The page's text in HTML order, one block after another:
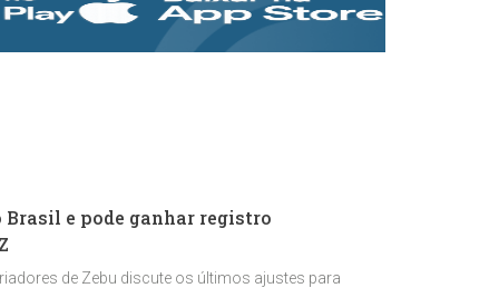
rastreabilidade e
rigor técnico para
Brasil e pode ganhar registro
de Zebu discute os últimos ajustes para